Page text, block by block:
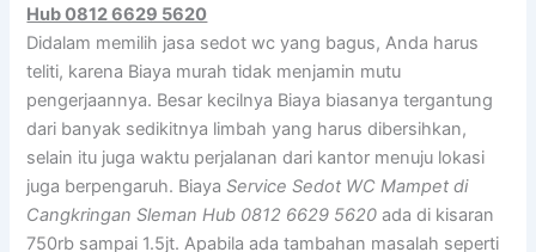
Hub 0812 6629 5620
Didalam memilih jasa sedot wc yang bagus, Anda harus
teliti, karena Biaya murah tidak menjamin mutu
pengerjaannya. Besar kecilnya Biaya biasanya tergantung
dari banyak sedikitnya limbah yang harus dibersihkan,
selain itu juga waktu perjalanan dari kantor menuju lokasi
juga berpengaruh. BiayaService Sedot WC Mampet di
Cangkringan Sleman Hub 0812 6629 5620 ada di kisaran
750rb sampai 1.5jt. Apabila ada tambahan masalah seperti